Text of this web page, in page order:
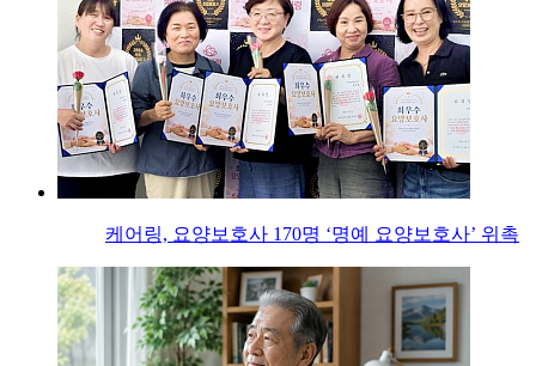
케어링, 요양보호사 170명 ‘명예 요양보호사’ 위촉